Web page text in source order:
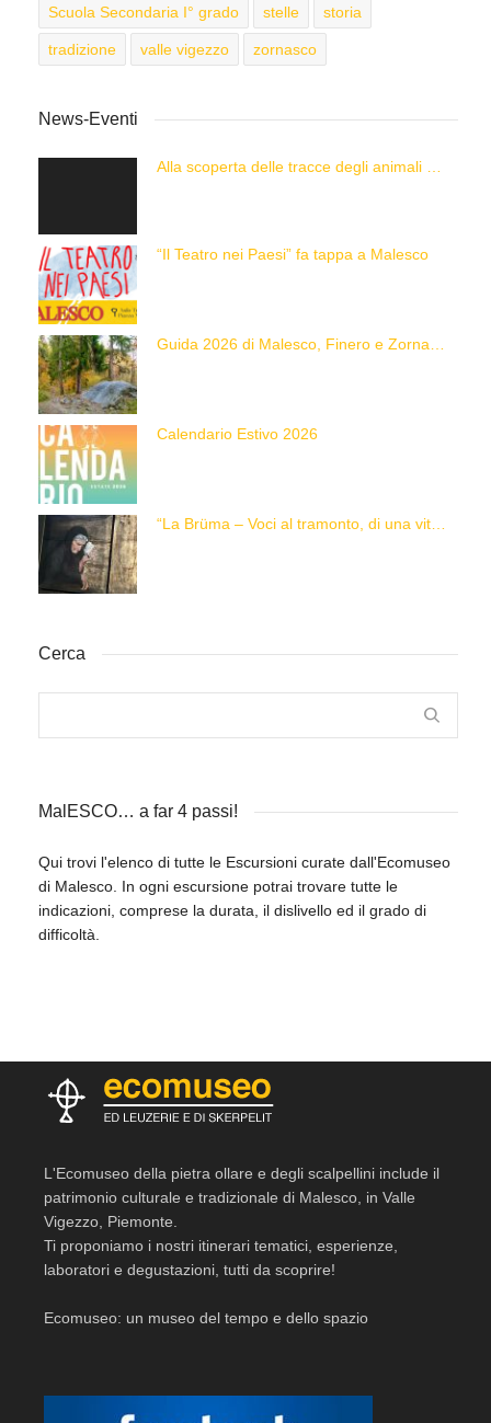
Scuola Secondaria I° grado stelle storia
tradizione valle vigezzo zornasco
News-Eventi
Alla scoperta delle tracce degli animali delle Alpi con “Caccia alla Traccia!”
“Il Teatro nei Paesi” fa tappa a Malesco
Guida 2026 di Malesco, Finero e Zornasco
Calendario Estivo 2026
Cerca
MalESCO… a far 4 passi!
Qui trovi l'elenco di tutte le Escursioni curate dall'Ecomuseo
di Malesco. In ogni escursione potrai trovare tutte le
indicazioni, comprese la durata, il dislivello ed il grado di
difficoltà.
L'Ecomuseo della pietra ollare e degli scalpellini include il
patrimonio culturale e tradizionale di Malesco, in Valle
Vigezzo, Piemonte.
Ti proponiamo i nostri itinerari tematici, esperienze,
laboratori e degustazioni, tutti da scoprire!
Ecomuseo: un museo del tempo e dello spazio